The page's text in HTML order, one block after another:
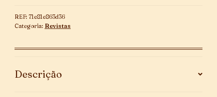
das
Fadas
REF: 71e81e863d36
Categoria: Revistas
Descrição